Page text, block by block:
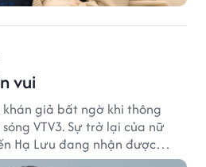
vui
khán giả bất ngờ khi thông
VTV3. Sự trở lại của nữ
Hạ Lưu đang nhận được